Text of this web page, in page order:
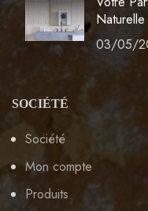
03/05/
SOCIÉTÉ
Société
Mon compte
Produits